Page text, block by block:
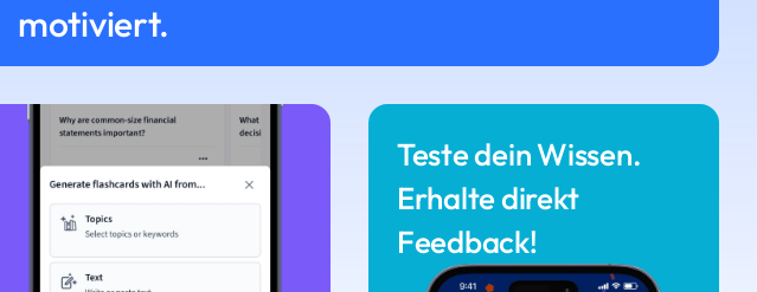
motiviert.
Teste dein Wissen.
Erhalte direkt
Feedback!